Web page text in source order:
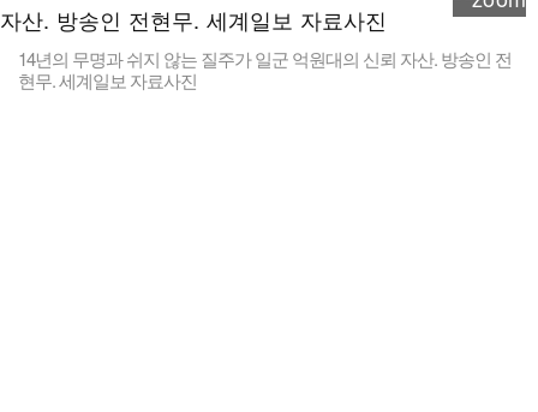
14년의 무명과 쉬지 않는 질주가 일군 억원대의 신뢰 자산. 방송인 전
현무. 세계일보 자료사진